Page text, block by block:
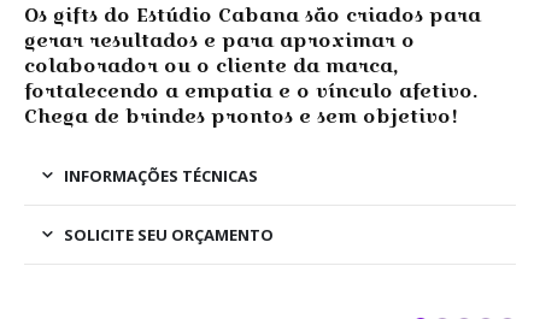
Os gifts do Estúdio Cabana são criados para
gerar resultados e para aproximar o
colaborador ou o cliente da marca,
fortalecendo a empatia e o vínculo afetivo.
Chega de brindes prontos e sem objetivo!
INFORMAÇÕES TÉCNICAS
SOLICITE SEU ORÇAMENTO